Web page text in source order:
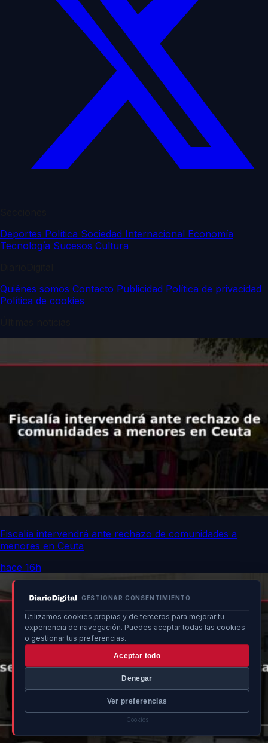
GESTIONAR CONSENTIMIENTO
Utilizamos cookies propias y de terceros para mejorar tu
experiencia de navegación. Puedes aceptar todas las cookies
o gestionar tus preferencias.
Aceptar todo
Denegar
Ver preferencias
Cookies
Deportes Política Sociedad Internacional Economía
Tecnología Sucesos Cultura
Quiénes somos Contacto Publicidad Política de privacidad
Política de cookies
Fiscalía intervendrá ante rechazo de comunidades a
menores en Ceuta
hace 16h